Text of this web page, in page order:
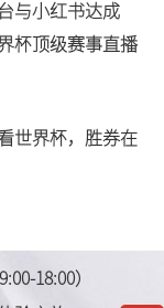
与小红书达成
杯顶级赛事直播
世界杯，胜券在
18:00）